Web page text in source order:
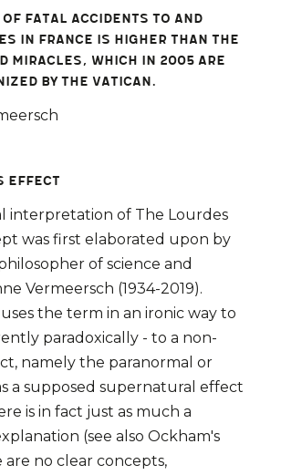
of fatal accidents to and
in France is higher than the
miracles, which in 2005 are
by the Vatican.
EFFECT
interpretation of The Lourdes
was first elaborated upon by
of science and
Vermeersch (1934-2019).
the term in an ironic way to
paradoxically - to a non-
namely the paranormal or
a supposed supernatural effect
is in fact just as much a
(see also Ockham's
are no clear concepts,